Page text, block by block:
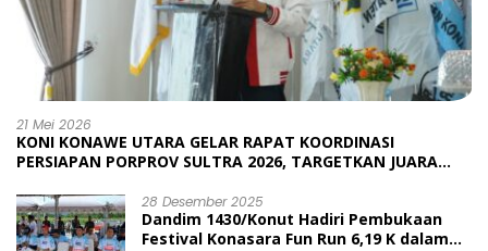
21 Mei 2026
KONI KONAWE UTARA GELAR RAPAT KOORDINASI
PERSIAPAN PORPROV SULTRA 2026, TARGETKAN JUARA
28 Desember 2025
Dandim 1430/Konut Hadiri Pembukaan
Festival Konasara Fun Run 6,19 K dalam